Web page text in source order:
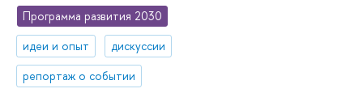
Программа развития 2030
идеи и опыт
дискуссии
репортаж о событии